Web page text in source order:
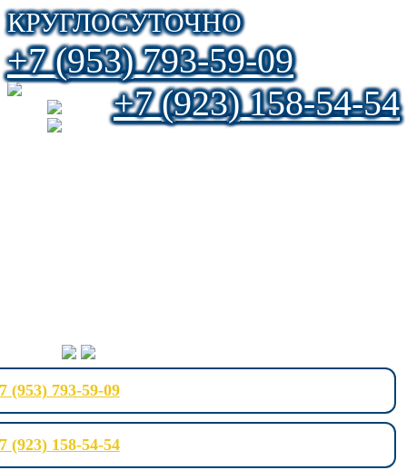
КРУГЛОСУТОЧНО
+7 (953) 793-59-09
+7 (923) 158-54-54
(953) 793-59-09
(923) 158-54-54